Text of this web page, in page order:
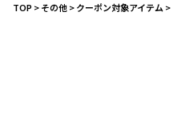
TOP>その他>クーポン対象アイテム >